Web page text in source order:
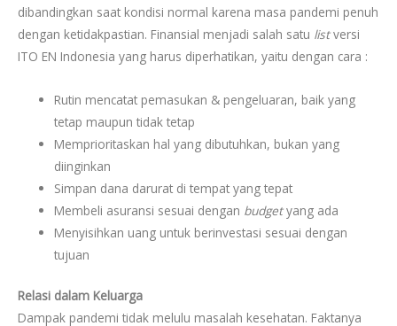
dibandingkan saat kondisi normal karena masa pandemi penuh
dengan ketidakpastian. Finansial menjadi salah satu listversi
ITO EN Indonesia yang harus diperhatikan, yaitu dengan cara :
Rutin mencatat pemasukan & pengeluaran, baik yang
tetap maupun tidak tetap
Memprioritaskan hal yang dibutuhkan, bukan yang
diinginkan
Simpan dana darurat di tempat yang tepat
Membeli asuransi sesuai dengan budgetyang ada
Menyisihkan uang untuk berinvestasi sesuai dengan
tujuan
Relasi dalam Keluarga
Dampak pandemi tidak melulu masalah kesehatan. Faktanya